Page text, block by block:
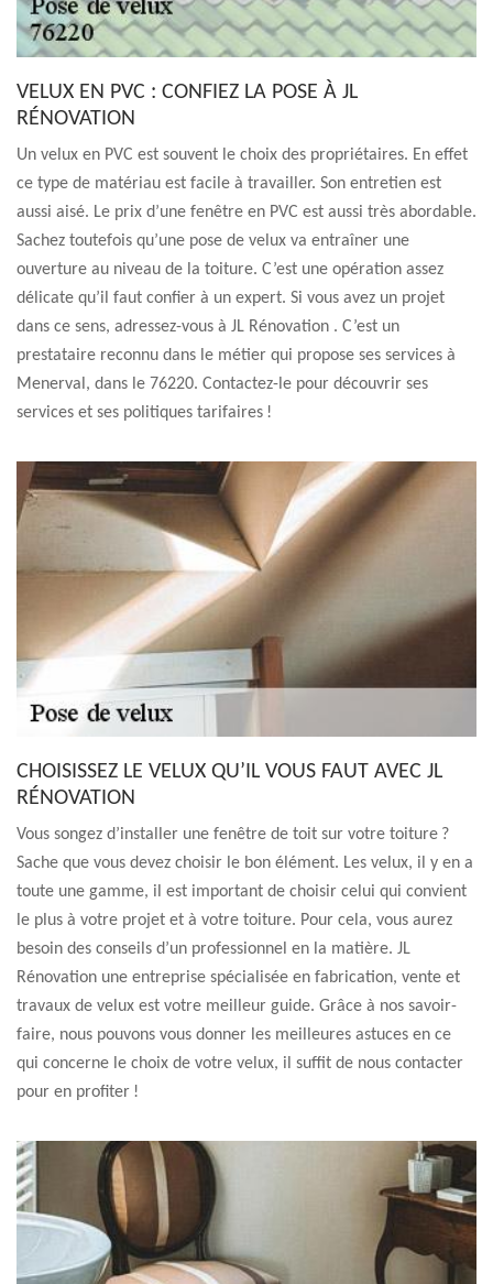
VELUX EN PVC : CONFIEZ LA POSE À JL
RÉNOVATION
Un velux en PVC est souvent le choix des propriétaires. En effet
ce type de matériau est facile à travailler. Son entretien est
aussi aisé. Le prix d’une fenêtre en PVC est aussi très abordable.
Sachez toutefois qu’une pose de velux va entraîner une
ouverture au niveau de la toiture. C’est une opération assez
délicate qu’il faut confier à un expert. Si vous avez un projet
dans ce sens, adressez-vous à JL Rénovation . C’est un
prestataire reconnu dans le métier qui propose ses services à
Menerval, dans le 76220. Contactez-le pour découvrir ses
services et ses politiques tarifaires !
CHOISISSEZ LE VELUX QU’IL VOUS FAUT AVEC JL
RÉNOVATION
Vous songez d’installer une fenêtre de toit sur votre toiture ?
Sache que vous devez choisir le bon élément. Les velux, il y en a
toute une gamme, il est important de choisir celui qui convient
le plus à votre projet et à votre toiture. Pour cela, vous aurez
besoin des conseils d’un professionnel en la matière. JL
Rénovation une entreprise spécialisée en fabrication, vente et
travaux de velux est votre meilleur guide. Grâce à nos savoir-
faire, nous pouvons vous donner les meilleures astuces en ce
qui concerne le choix de votre velux, il suffit de nous contacter
pour en profiter !